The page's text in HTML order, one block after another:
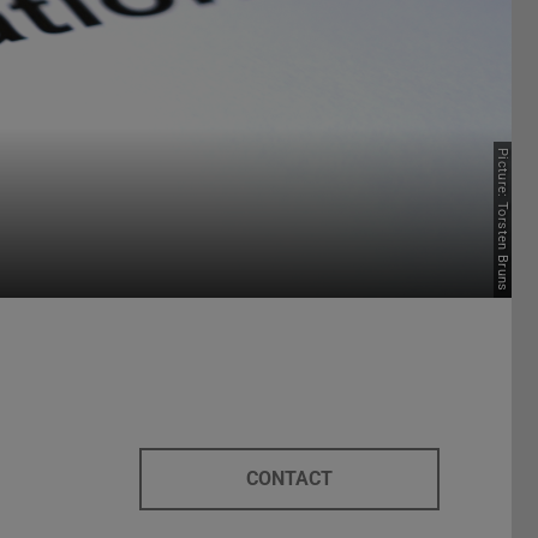
Picture: Torsten Bruns
CONTACT